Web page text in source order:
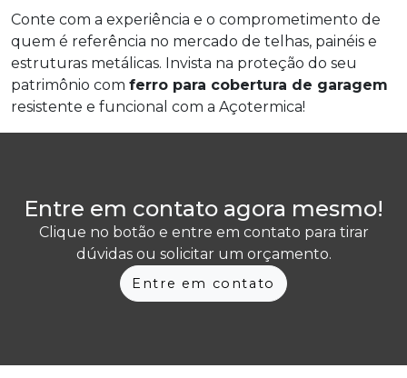
Conte com a experiência e o comprometimento de
quem é referência no mercado de telhas, painéis e
estruturas metálicas. Invista na proteção do seu
patrimônio com ferro para cobertura de garagem
resistente e funcional com a Açotermica!
Entre em contato agora mesmo!
Clique no botão e entre em contato para tirar
dúvidas ou solicitar um orçamento.
Entre em contato